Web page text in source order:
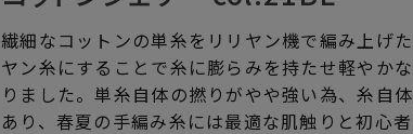
繊細なコットンの単糸をリリヤン機で編み上げ
ヤン糸にすることで糸に膨らみを持たせ軽やか
りました。単糸自体の撚りがやや強い為、糸自
あり、春夏の手編み糸には最適な肌触りと初心